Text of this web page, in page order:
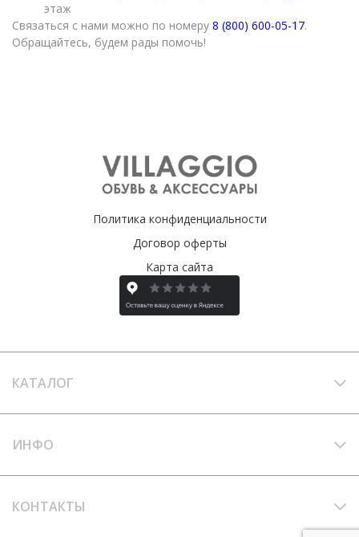
этаж
Связаться с нами можно по номеру 8 (800) 600-05-17.
Обращайтесь, будем рады помочь!
Политика конфиденциальности
Договор оферты
Карта сайта
КАТАЛОГ
ИНФО
КОНТАКТЫ